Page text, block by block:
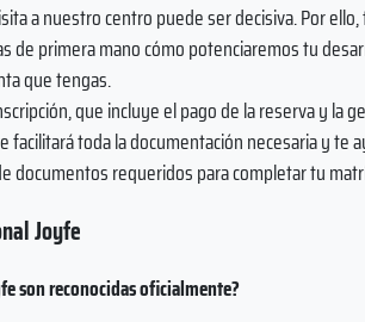
a nuestro centro puede ser decisiva. Por
de primera mano cómo potenciaremos tu
que tengas.
que incluye el pago de la reserva y la
toda la documentación necesaria y te
documentos requeridos para completar tu
Joyfe
son reconocidas oficialmente?